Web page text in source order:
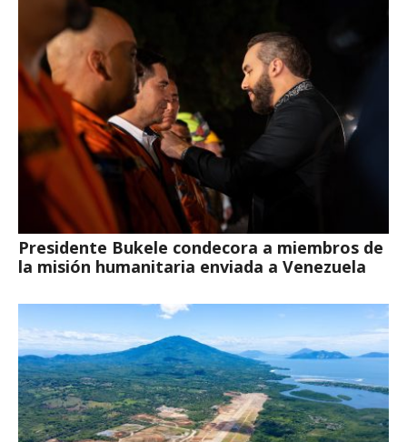
Presidente Bukele condecora a miembros de
la misión humanitaria enviada a Venezuela